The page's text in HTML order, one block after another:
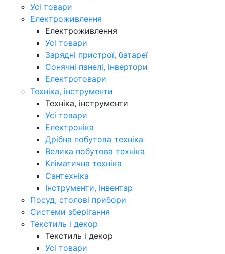
Усі товари
Електроживлення
Електроживлення
Усі товари
Зарядні пристрої, батареї
Сонячні панелі, інвертори
Електротовари
Техніка, інструменти
Техніка, інструменти
Усі товари
Електроніка
Дрібна побутова техніка
Велика побутова техніка
Кліматична техніка
Сантехніка
Інструменти, інвентар
Посуд, столові прибори
Системи зберігання
Текстиль і декор
Текстиль і декор
Усі товари